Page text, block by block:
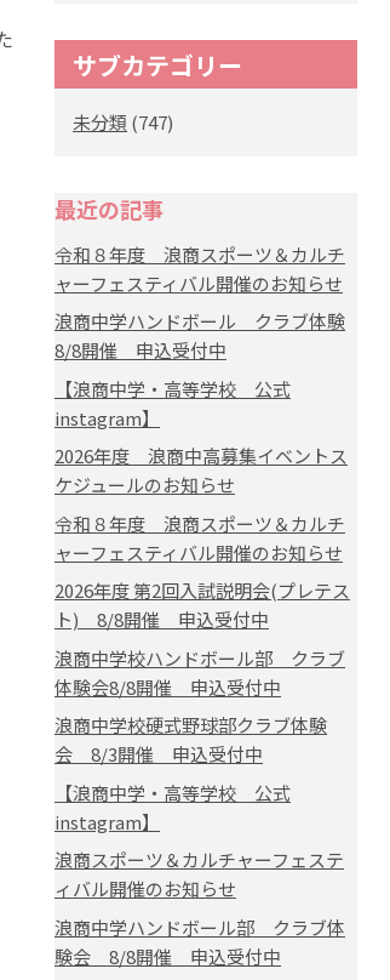
サブカテゴリー
未分類 (747)
最近の記事
令和８年度 浪商スポーツ＆カルチ
ャーフェスティバル開催のお知らせ
浪商中学ハンドボール クラブ体験
8/8開催 申込受付中
【浪商中学・高等学校 公式
instagram】
2026年度 浪商中高募集イベントス
ケジュールのお知らせ
令和８年度 浪商スポーツ＆カルチ
ャーフェスティバル開催のお知らせ
2026年度 第2回入試説明会(プレテス
ト) 8/8開催 申込受付中
浪商中学校ハンドボール部 クラブ
体験会8/8開催 申込受付中
浪商中学校硬式野球部クラブ体験
会 8/3開催 申込受付中
【浪商中学・高等学校 公式
instagram】
浪商スポーツ＆カルチャーフェステ
ィバル開催のお知らせ
浪商中学ハンドボール部 クラブ体
験会 8/8開催 申込受付中